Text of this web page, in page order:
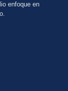
enfoque en